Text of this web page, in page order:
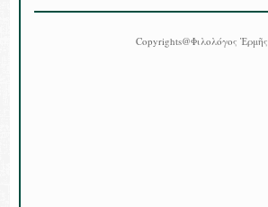
Copyrights@Φιλολόγος Ἑρμῆς